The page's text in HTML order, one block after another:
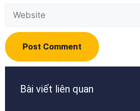
Website
Bài viết liên quan